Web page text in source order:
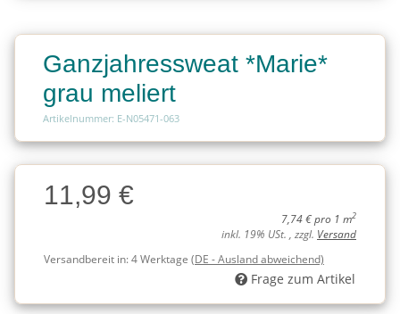
Ganzjahressweat *Marie*
grau meliert
Artikelnummer: E-N05471-063
Charge
Charge11,99 €
7,74 € pro 1 m2
inkl. 19% USt. , zzgl. Versand
Versandbereit in:4 Werktage (DE - Ausland abweichend)
Frage zum Artikel